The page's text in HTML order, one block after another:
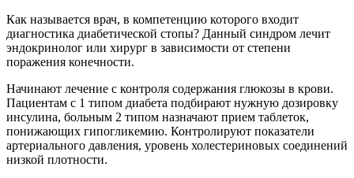
Как называется врач, в компетенцию которого входит
диагностика диабетической стопы? Данный синдром лечит
эндокринолог или хирург в зависимости от степени
поражения конечности.
Начинают лечение с контроля содержания глюкозы в крови.
Пациентам с 1 типом диабета подбирают нужную дозировку
инсулина, больным 2 типом назначают прием таблеток,
понижающих гипогликемию. Контролируют показатели
артериального давления, уровень холестериновых соединений
низкой плотности.